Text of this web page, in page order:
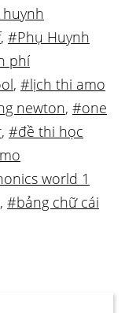
, #Phụ Huynh
phí
, #lịch thi amo
newton, #one
, #đề thi học
world 1
, #bảng chữ cái